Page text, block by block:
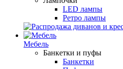
LED лампы
Ретро лампы
Мебель
Банкетки и пуфы
Банкетки